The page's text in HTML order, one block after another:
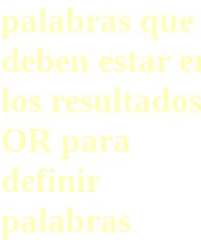
palabras que
deben estar
los
OR para
definir
palabras